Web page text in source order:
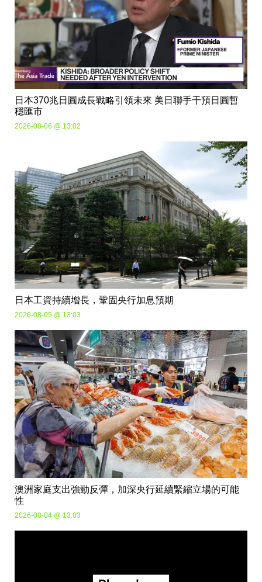
日本370兆日圓成長戰略引領未來 美日聯手干預日圓暫
穩匯市
2026-08-06 @ 13:02
日本工資持續增長，鞏固央行加息預期
2026-08-05 @ 13:03
澳洲家庭支出強勁反彈，加深央行延續緊縮立場的可能
性
2026-08-04 @ 13:03